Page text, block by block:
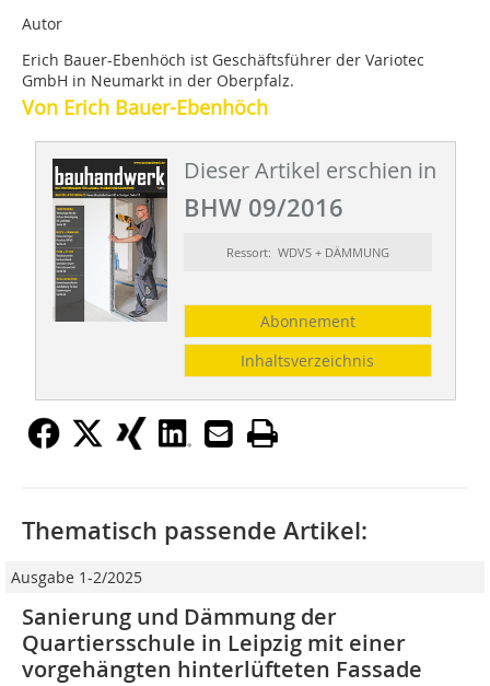
Autor
Erich Bauer-Ebenhöch ist Geschäftsführer der Variotec
GmbH in Neumarkt in der Oberpfalz.
Von Erich Bauer-Ebenhöch
Dieser Artikel erschien in
BHW 09/2016
Ressort: WDVS + DÄMMUNG
Abonnement
Inhaltsverzeichnis
Thematisch passende Artikel:
Ausgabe 1-2/2025
Sanierung und Dämmung der
Quartiersschule in Leipzig mit einer
vorgehängten hinterlüfteten Fassade